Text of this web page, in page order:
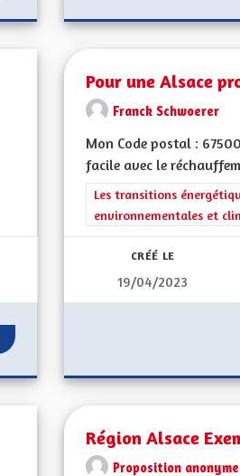
GUICHETS UNIQUES
Pour une Alsace
Franck Schwoerer
Mon Code postal :
facile avec le
Filtrer les résultats de la
Les transitions
environnementales et
CRÉÉ LE
19/04/2023
Région Alsace
Proposition anonyme